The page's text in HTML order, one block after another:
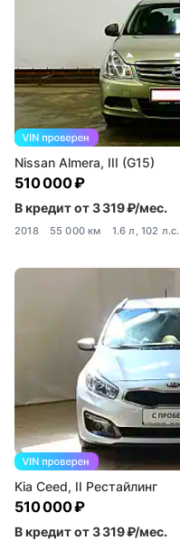
Nissan Almera, III (G15)
510 000 ₽
В кредит от 3 319 ₽/мес.
2018 55 000 км 1.6 л, 102 л.с.
Kia Ceed, II Рестайлинг
510 000 ₽
В кредит от 3 319 ₽/мес.